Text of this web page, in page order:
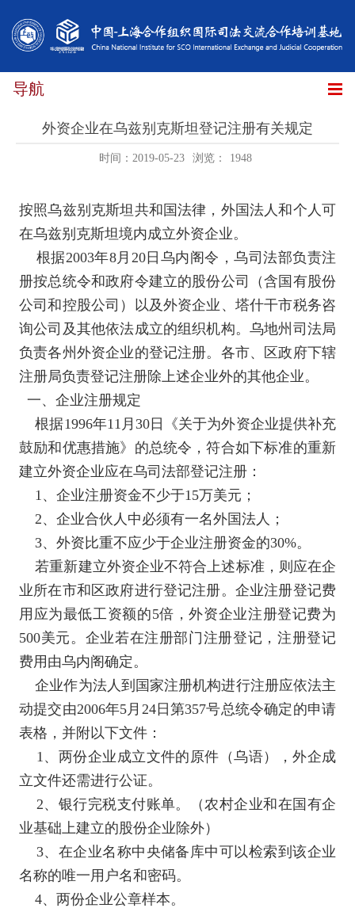
导航
外资企业在乌兹别克斯坦登记注册有关规定
时间：2019-05-23 浏览： 1948
按照乌兹别克斯坦共和国法律，外国法人和个人可
在乌兹别克斯坦境内成立外资企业。
根据2003年8月 20日乌内阁令，乌司法部负责注
册按总统令和政府令建立的股份公司（含国有股份
公司和控股公司）以及外资企业、塔什干市税务咨
询公司及其他依法成立的组织机构。乌地州司法局
负责各州外资企业的登记注册。各市、区政府下辖
注册局负责登记注册除上述企业外的其他企业。
一、企业注册规定
根据1996年11 月 30日《关于为外资企业提供补充
鼓励和优惠措施》的总统令，符合如下标准的重新
建立外资企业应在乌司法部登记注册：
1 、企业注册资金不少于15万美元；
2、企业合伙人中必须有一名外国法人；
3、外资比重不应少于企业注册资金的30%。
若重新建立外资企业不符合上述标准，则应在企
业所在市和区政府进行登记注册。企业注册登记费
用应为最低工资额的5倍，外资企业注册登记费为
500美元。企业若在注册部门注册登记，注册登记
费用由乌内阁确定。
企业作为法人到国家注册机构进行注册应依法主
动提交由2006年5 月 24日第357号总统令确定的申请
表格，并附以下文件：
1 、两份企业成立文件的原件（乌语），外企成
立文件还需进行公证。
2、银行完税支付账单。（农村企业和在国有企
业基础上建立的股份企业除外）
3、在企业名称中央储备库中可以检索到该企业
名称的唯一用户名和密码。
4、两份企业公章样本。